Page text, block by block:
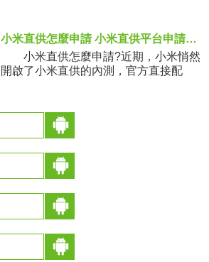
小米直供怎麼申請 小米直供平台申請詳細圖文教程
小米直供怎麼申請?近期，小米悄然
開啟了小米直供的內測，官方直接配
量，尤其是米粉這一群體，逐步滲